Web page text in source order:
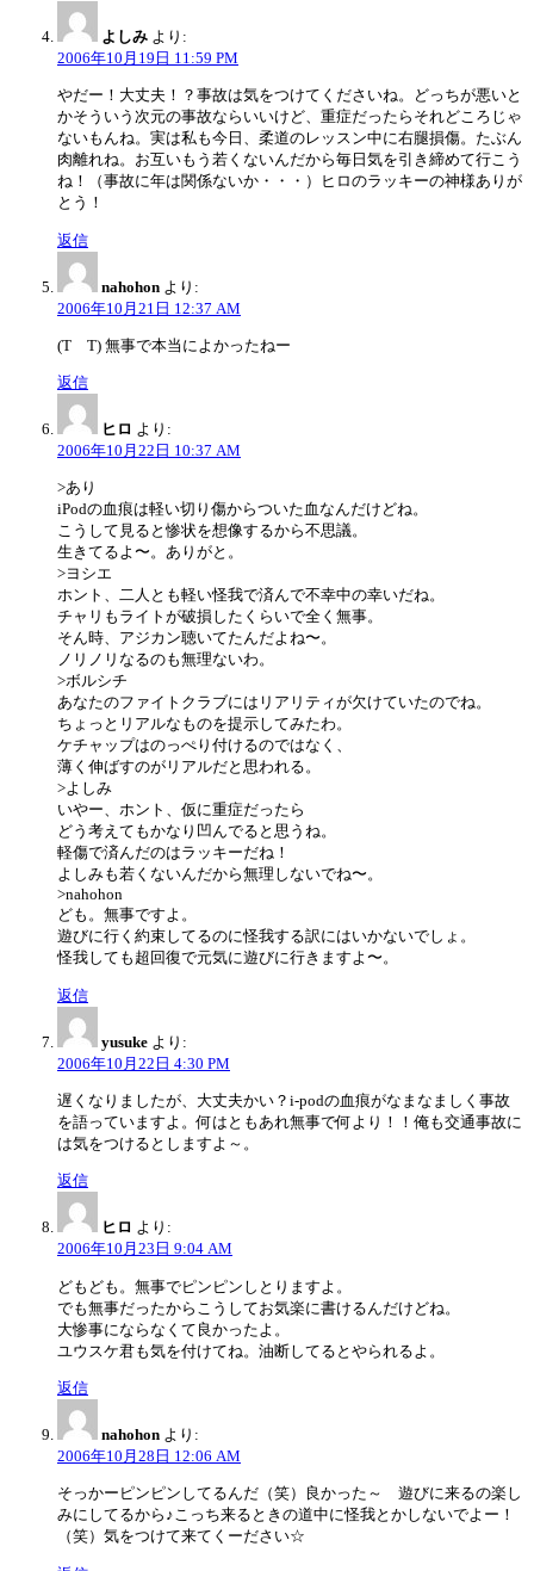
よしみ より:
2006年10月19日 11:59 PM
やだー！大丈夫！？事故は気をつけてくださいね。どっちが悪いと
かそういう次元の事故ならいいけど、重症だったらそれどころじゃ
ないもんね。実は私も今日、柔道のレッスン中に右腿損傷。たぶん
肉離れね。お互いもう若くないんだから毎日気を引き締めて行こう
ね！（事故に年は関係ないか・・・）ヒロのラッキーの神様ありが
とう！
返信
nahohon より:
2006年10月21日 12:37 AM
(T T) 無事で本当によかったねー
返信
ヒロ より:
2006年10月22日 10:37 AM
>あり
iPodの血痕は軽い切り傷からついた血なんだけどね。
こうして見ると惨状を想像するから不思議。
生きてるよ〜。ありがと。
>ヨシエ
ホント、二人とも軽い怪我で済んで不幸中の幸いだね。
チャリもライトが破損したくらいで全く無事。
そん時、アジカン聴いてたんだよね〜。
ノリノリなるのも無理ないわ。
>ボルシチ
あなたのファイトクラブにはリアリティが欠けていたのでね。
ちょっとリアルなものを提示してみたわ。
ケチャップはのっぺり付けるのではなく、
薄く伸ばすのがリアルだと思われる。
>よしみ
いやー、ホント、仮に重症だったら
どう考えてもかなり凹んでると思うね。
軽傷で済んだのはラッキーだね！
よしみも若くないんだから無理しないでね〜。
>nahohon
ども。無事ですよ。
遊びに行く約束してるのに怪我する訳にはいかないでしょ。
怪我しても超回復で元気に遊びに行きますよ〜。
返信
yusuke より:
2006年10月22日 4:30 PM
遅くなりましたが、大丈夫かい？i-podの血痕がなまなましく事故
を語っていますよ。何はともあれ無事で何より！！俺も交通事故に
は気をつけるとしますよ～。
返信
ヒロ より:
2006年10月23日 9:04 AM
どもども。無事でピンピンしとりますよ。
でも無事だったからこうしてお気楽に書けるんだけどね。
大惨事にならなくて良かったよ。
ユウスケ君も気を付けてね。油断してるとやられるよ。
返信
nahohon より:
2006年10月28日 12:06 AM
そっかーピンピンしてるんだ（笑）良かった～ 遊びに来るの楽し
みにしてるから♪こっち来るときの道中に怪我とかしないでよー！
（笑）気をつけて来てくーださい☆